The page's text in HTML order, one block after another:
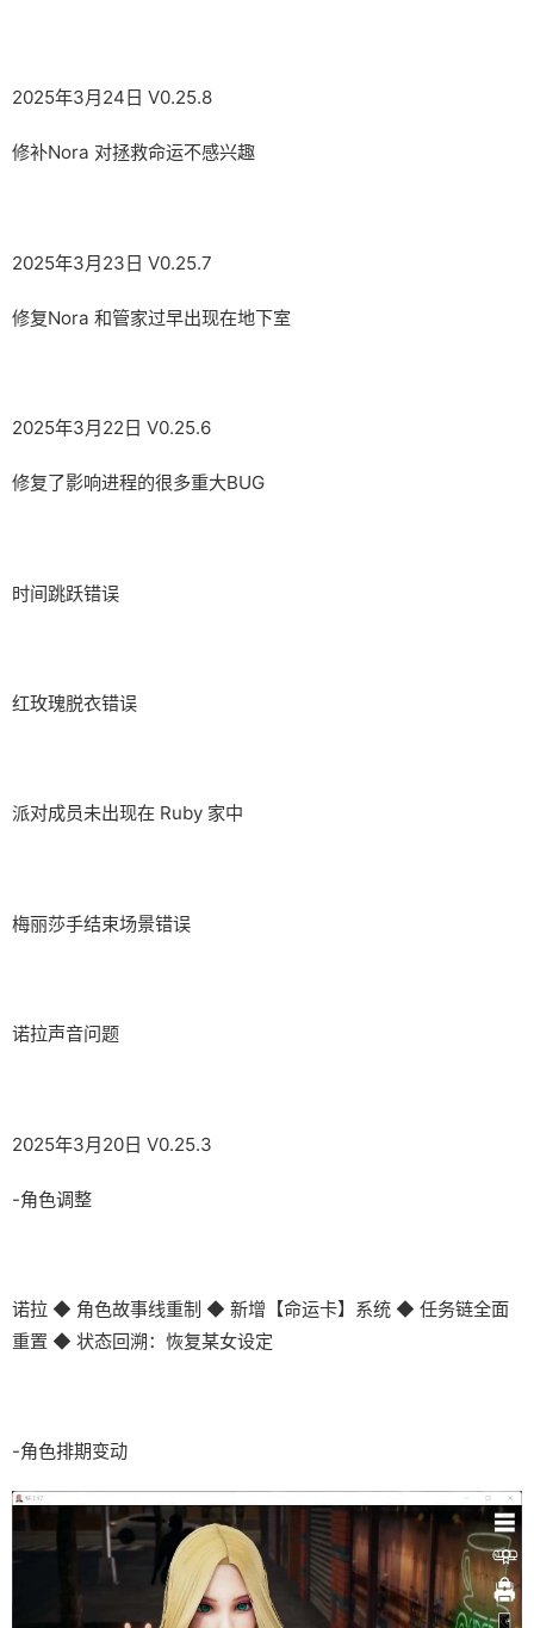
2025年3月24日 V0.25.8
修补Nora 对拯救命运不感兴趣
2025年3月23日 V0.25.7
修复Nora 和管家过早出现在地下室
2025年3月22日 V0.25.6
修复了影响进程的很多重大BUG
时间跳跃错误
红玫瑰脱衣错误
派对成员未出现在 Ruby 家中
梅丽莎手结束场景错误
诺拉声音问题
2025年3月20日 V0.25.3
-角色调整
诺拉 ◆ 角色故事线重制 ◆ 新增【命运卡】系统 ◆ 任务链全面
重置 ◆ 状态回溯：恢复某女设定
-角色排期变动